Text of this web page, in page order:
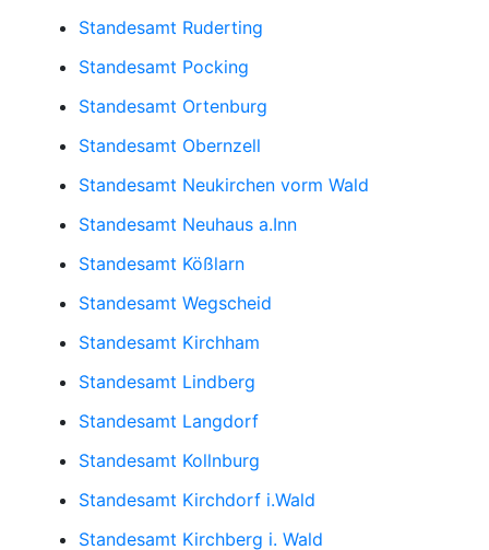
Standesamt Ruderting
Standesamt Pocking
Standesamt Ortenburg
Standesamt Obernzell
Standesamt Neukirchen vorm Wald
Standesamt Neuhaus a.Inn
Standesamt Kößlarn
Standesamt Wegscheid
Standesamt Kirchham
Standesamt Lindberg
Standesamt Langdorf
Standesamt Kollnburg
Standesamt Kirchdorf i.Wald
Standesamt Kirchberg i. Wald